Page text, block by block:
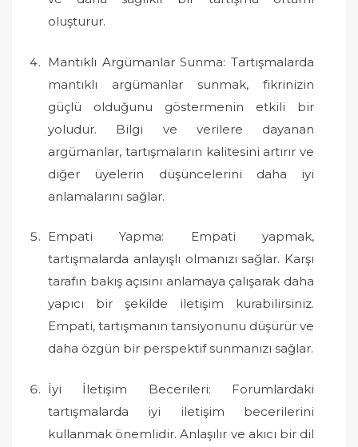
oluşturur.
Mantıklı Argümanlar Sunma: Tartışmalarda
mantıklı argümanlar sunmak, fikrinizin
güçlü olduğunu göstermenin etkili bir
yoludur. Bilgi ve verilere dayanan
argümanlar, tartışmaların kalitesini artırır ve
diğer üyelerin düşüncelerini daha iyi
anlamalarını sağlar.
Empati Yapma: Empati yapmak,
tartışmalarda anlayışlı olmanızı sağlar. Karşı
tarafın bakış açısını anlamaya çalışarak daha
yapıcı bir şekilde iletişim kurabilirsiniz.
Empati, tartışmanın tansiyonunu düşürür ve
daha özgün bir perspektif sunmanızı sağlar.
İyi İletişim Becerileri: Forumlardaki
tartışmalarda iyi iletişim becerilerini
kullanmak önemlidir. Anlaşılır ve akıcı bir dil